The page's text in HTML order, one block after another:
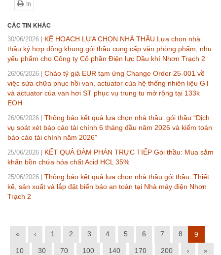
In
CÁC TIN KHÁC
30/06/2026
KẾ HOẠCH LỰA CHỌN NHÀ THẦU Lựa chọn nhà
thầu ký hợp đồng khung gói thầu cung cấp văn phòng phẩm, nhu
yếu phẩm cho Công ty Cổ phần Điện lực Dầu khí Nhơn Trạch 2
26/06/2026
Chào tỷ giá EUR tạm ứng Change Order 25-001 về
việc sửa chữa phục hồi van, actuator của hệ thống nhiên liệu GT
và actuator của van hơi ST phục vụ trung tu mở rộng tại 133k
EOH
26/06/2026
Thông báo kết quả lựa chọn nhà thầu: gói thầu “Dịch
vụ soát xét báo cáo tài chính 6 tháng đầu năm 2026 và kiểm toán
báo cáo tài chính năm 2026”
25/06/2026
KẾT QUẢ ĐÀM PHÁN TRỰC TIẾP Gói thầu: Mua sắm
khẩn bồn chứa hóa chất Acid HCL 35%
25/06/2026
Thông báo kết quả lựa chọn nhà thầu gói thầu: Thiết
kế, sản xuất và lắp đặt biển báo an toàn tại Nhà máy điện Nhơn
Trạch 2
« ‹ 1 2 3 4 5 6 7 8 9
10 30 70 100 140 170 200 › »